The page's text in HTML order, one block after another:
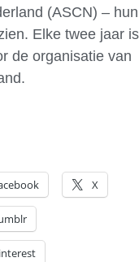
(ASCN) – hun
Elke twee jaar is
de organisatie van
X